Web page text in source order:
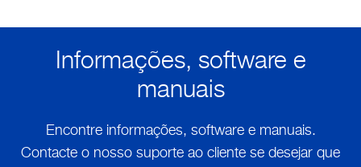
Informações, software e
manuais
Encontre informações, software e manuais.
Contacte o nosso suporte ao cliente se desejar que